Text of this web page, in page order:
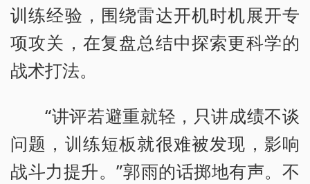
训练经验，围绕雷达开机时机展开专
项攻关，在复盘总结中探索更科学的
战术打法。
“讲评若避重就轻，只讲成绩不谈
问题，训练短板就很难被发现，影响
战斗力提升。”郭雨的话掷地有声。不